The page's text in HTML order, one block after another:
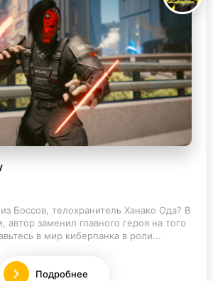
Боссов, телохранитель Ханако Ода? В
автор заменил главного героя на того
в мир киберпанка в роли...
Подробнее